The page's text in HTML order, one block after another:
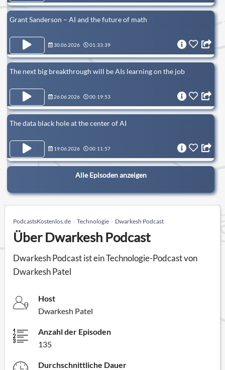
Grant Sanderson – AI and the future of math
30.06.2026 01:33:39
The next big breakthrough will be AIs learning on the job
26.06.2026 00:19:53
The data black hole at the center of AI
19.06.2026 00:11:57
Alle Episoden anzeigen
PodcastsKostenlos.de Technologie Dwarkesh Podcast
Über Dwarkesh Podcast
Dwarkesh Podcast ist ein Technologie-Podcast von
Dwarkesh Patel
Host
Dwarkesh Patel
Anzahl der Episoden
135
Durchschnittliche Dauer